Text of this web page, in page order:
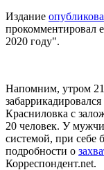
Издание
прокомментировал
2020 году".
Напомним, утром
Красниловка с
20 человек. У
системой, при себе
подробности о
Корреспондент.net.